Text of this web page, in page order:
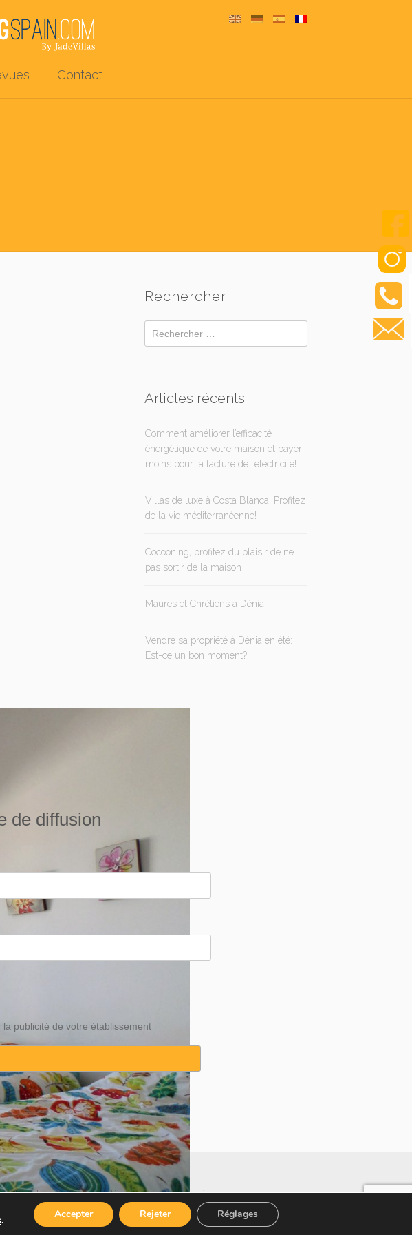
Contact
Rechercher
Articles récents
Comment améliorer l’efficacité
énergétique de votre maison et payer
moins pour la facture de l’électricité!
Villas de luxe à Costa Blanca: Profitez
de la vie méditerranéenne!
Cocooning, profitez du plaisir de ne
pas sortir de la maison
Maures et Chrétiens à Dénia
Vendre sa propriété à Dénia en été:
Est-ce un bon moment?
de diffusion
publicité de votre établissement
·Protection de données·Politique sur les témoins
. Accepter Rejeter Réglages